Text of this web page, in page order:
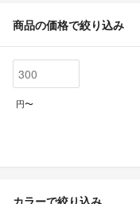
商品の価格で絞り込み
円〜
カラーで絞り込み